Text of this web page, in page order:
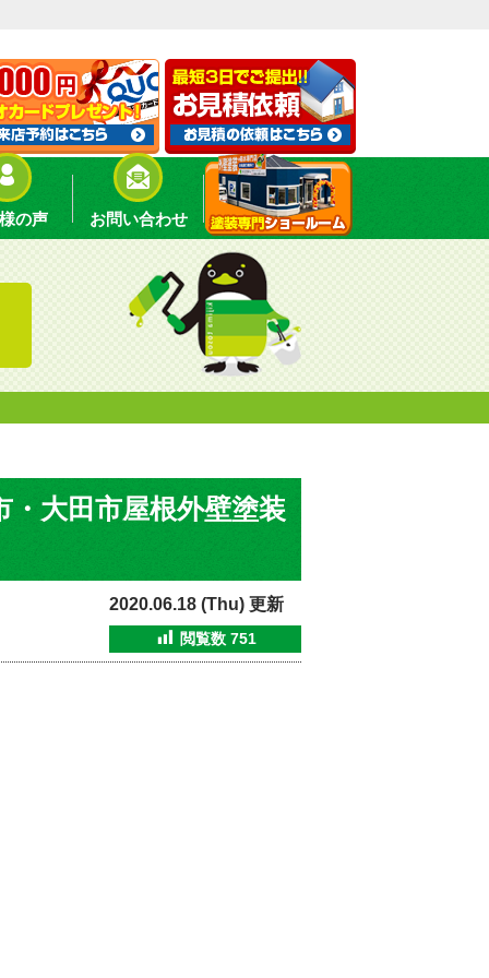
の声 お問い合わせ
・大田市屋根外壁塗装
2020.06.18 (Thu) 更新
閲覧数 751